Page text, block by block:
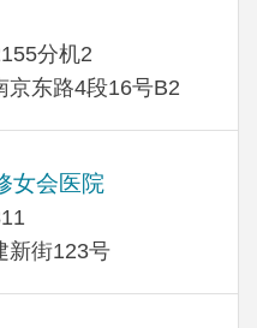
分机2
京东路4段16号B​​2
女会医院
新街123号